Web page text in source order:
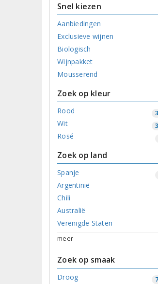
Snel kiezen
Aanbiedingen
Exclusieve wijnen
Biologisch
Wijnpakket
Mousserend
Zoek op kleur
Rood
Wit
Rosé
Zoek op land
Spanje
Argentinië
Chili
Australië
Verenigde Staten
meer
Zoek op smaak
Droog